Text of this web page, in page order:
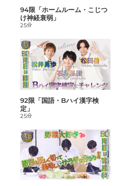
94限「ホームルーム・こじつ
け神経衰弱」
25分
92限「国語・Bハイ漢字検
定」
25分